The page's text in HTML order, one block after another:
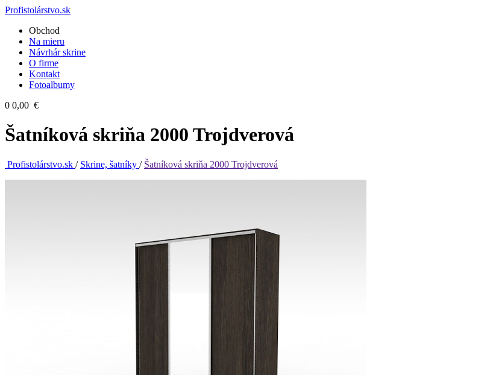
Profistolárstvo.sk
Obchod
Na mieru
Návrhár skrine
O firme
Kontakt
Fotoalbumy
0 0,00 €
Šatníková skriňa 2000 Trojdverová
Profistolárstvo.sk / Skrine, šatníky / Šatníková skriňa 2000 Trojdverová